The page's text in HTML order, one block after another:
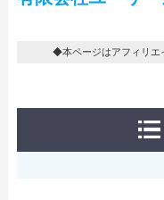
◆本ページはアフィリエ